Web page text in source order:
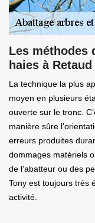
Les méthodes
haies à Retaud
La technique la plus
moyen en plusieurs
ouverte sur le tronc.
manière sûre
erreurs produites
dommages matériels
de l'abatteur ou des
Tony est toujours très
activité.